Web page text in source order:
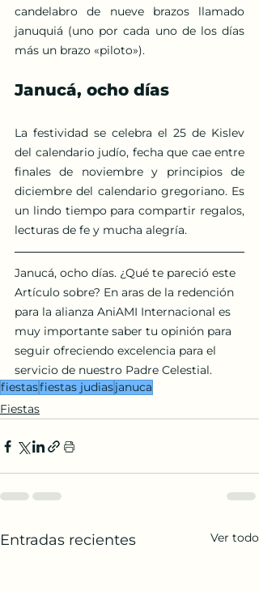
candelabro de nueve brazos llamado
januquiá (uno por cada uno de los días
más un brazo «piloto»).
Janucá, ocho días
La festividad se celebra el 25 de Kislev
del calendario judío, fecha que cae entre
finales de noviembre y principios de
diciembre del calendario gregoriano. Es
un lindo tiempo para compartir regalos,
lecturas de fe y mucha alegría.
Janucá, ocho días. ¿Qué te pareció este
Artículo sobre? En aras de la redención
para la alianza AniAMI Internacional es
muy importante saber tu opinión para
seguir ofreciendo excelencia para el
servicio de nuestro Padre Celestial.
fiestasfiestas judiasjanuca
Fiestas
Entradas recientes Ver todo